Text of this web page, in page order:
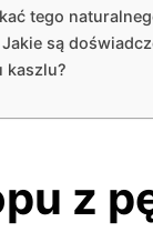
tego
są
kaszlu?
z